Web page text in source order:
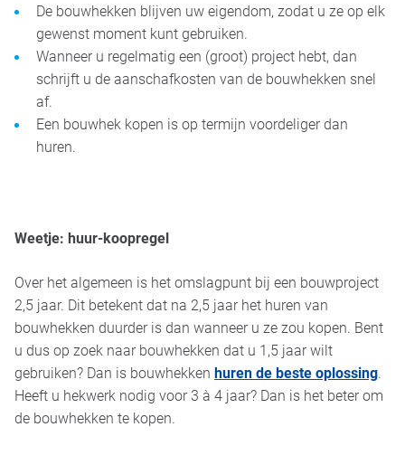
De bouwhekken blijven uw eigendom, zodat u ze op elk
gewenst moment kunt gebruiken.
Wanneer u regelmatig een (groot) project hebt, dan
schrijft u de aanschafkosten van de bouwhekken snel
af.
Een bouwhek kopen is op termijn voordeliger dan
huren.
Weetje: huur-koopregel
Over het algemeen is het omslagpunt bij een bouwproject
2,5 jaar. Dit betekent dat na 2,5 jaar het huren van
bouwhekken duurder is dan wanneer u ze zou kopen. Bent
u dus op zoek naar bouwhekken dat u 1,5 jaar wilt
gebruiken? Dan is bouwhekken huren de beste oplossing.
Heeft u hekwerk nodig voor 3 à 4 jaar? Dan is het beter om
de bouwhekken te kopen.